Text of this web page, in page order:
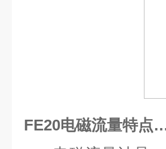
FE20电磁流量特点